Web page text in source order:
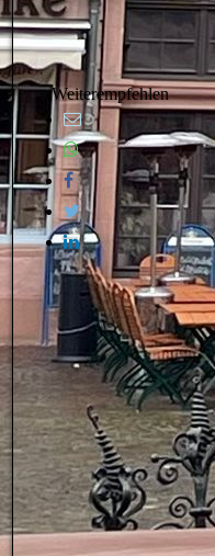
Weiterempfehlen